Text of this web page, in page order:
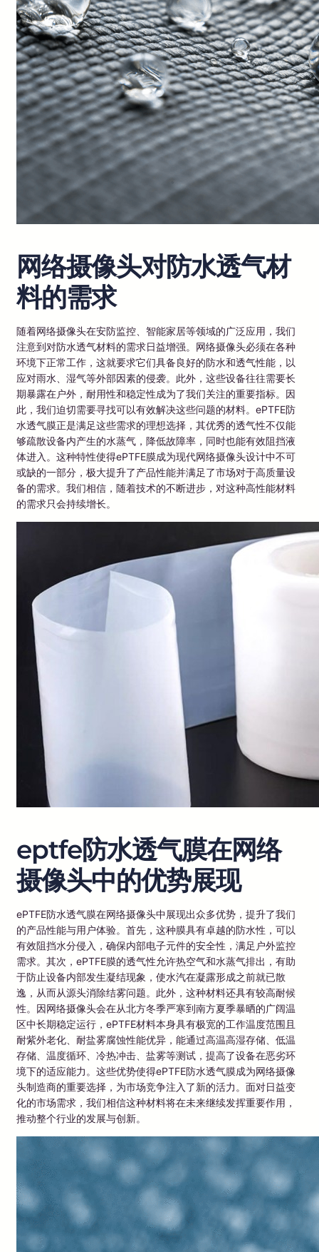
网络摄像头对防水透气材
料的需求
随着网络摄像头在安防监控、智能家居等领域的广泛应用，我们
注意到对防水透气材料的需求日益增强。网络摄像头必须在各种
环境下正常工作，这就要求它们具备良好的防水和透气性能，以
应对雨水、湿气等外部因素的侵袭。此外，这些设备往往需要长
期暴露在户外，耐用性和稳定性成为了我们关注的重要指标。因
此，我们迫切需要寻找可以有效解决这些问题的材料。ePTFE防
水透气膜正是满足这些需求的理想选择，其优秀的透气性不仅能
够疏散设备内产生的水蒸气，降低故障率，同时也能有效阻挡液
体进入。这种特性使得ePTFE膜成为现代网络摄像头设计中不可
或缺的一部分，极大提升了产品性能并满足了市场对于高质量设
备的需求。我们相信，随着技术的不断进步，对这种高性能材料
的需求只会持续增长。
eptfe防水透气膜在网络
摄像头中的优势展现
ePTFE防水透气膜在网络摄像头中展现出众多优势，提升了我们
的产品性能与用户体验。首先，这种膜具有卓越的防水性，可以
有效阻挡水分侵入，确保内部电子元件的安全性，满足户外监控
需求。其次，ePTFE膜的透气性允许热空气和水蒸气排出，有助
于防止设备内部发生凝结现象，使水汽在凝露形成之前就已散
逸，从而从源头消除结雾问题。此外，这种材料还具有较高耐候
性。因网络摄像头会在从北方冬季严寒到南方夏季暴晒的广阔温
区中长期稳定运行，ePTFE材料本身具有极宽的工作温度范围且
耐紫外老化、耐盐雾腐蚀性能优异，能通过高温高湿存储、低温
存储、温度循环、冷热冲击、盐雾等测试，提高了设备在恶劣环
境下的适应能力。这些优势使得ePTFE防水透气膜成为网络摄像
头制造商的重要选择，为市场竞争注入了新的活力。面对日益变
化的市场需求，我们相信这种材料将在未来继续发挥重要作用，
推动整个行业的发展与创新。